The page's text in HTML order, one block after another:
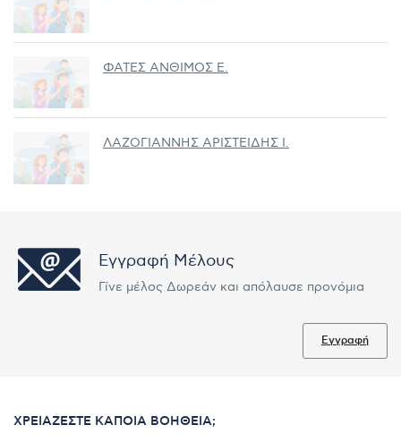
ΦΑΤΕΣ ΑΝΘΙΜΟΣ Ε.
ΛΑΖΟΓΙΑΝΝΗΣ ΑΡΙΣΤΕΙΔΗΣ Ι.
Εγγραφή Μέλους
Γίνε μέλος Δωρεάν και απόλαυσε προνόμια
Εγγραφή
ΧΡΕΙΆΖΕΣΤΕ ΚΆΠΟΙΑ ΒΟΉΘΕΙΑ;